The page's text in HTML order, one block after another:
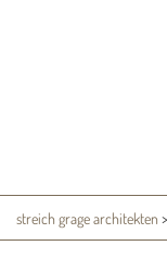
streich grage architekten >